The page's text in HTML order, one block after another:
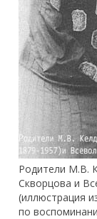
Родители М.В.
Скворцова и
(иллюстрация
по